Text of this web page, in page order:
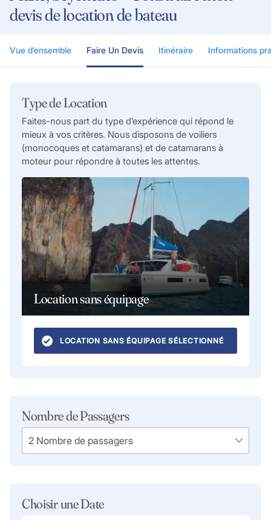
devis de location de bateau
Vue d’ensemble Faire Un Devis Itinéraire Informations
Type de Location
Faites-nous part du type d’expérience qui répond le
mieux à vos critères. Nous disposons de voiliers
(monocoques et catamarans) et de catamarans à
moteur pour répondre à toutes les attentes.
Location sans équipage
LOCATION SANS ÉQUIPAGE SÉLECTIONNÉ
Nombre de Passagers
Choisir une Date